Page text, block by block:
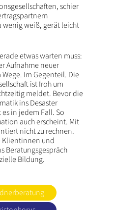
schier
wenig weiß, gerät leicht
etwas warten muss:
Aufnahme neuer
Im Gegenteil. Die
ist froh um
meldet. Bevor die
ins Desaster
in jedem Fall. So
auch erscheint. Mit
nicht zu rechnen.
Klientinnen und
Beratungsgespräch
Bildung.